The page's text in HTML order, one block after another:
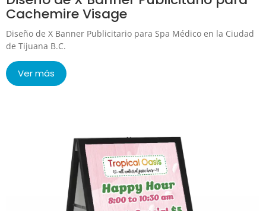
Cachemire Visage
Diseño de X Banner Publicitario para Spa Médico en la Ciudad
de Tijuana B.C.
Ver más